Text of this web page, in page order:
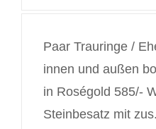
Paar Trauringe /
innen und außen
in Roségold 585/-
Steinbesatz mit